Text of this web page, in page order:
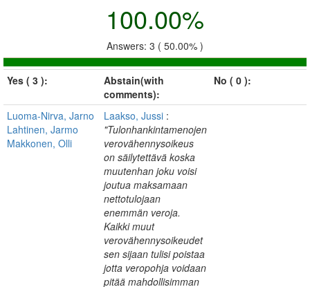
100.00%
Answers: 3 ( 50.00% )
Yes ( 3 ):
Abstain(with
comments):
No ( 0 ):
Luoma-Nirva, Jarno
Lahtinen, Jarmo
Makkonen, Olli
Laakso, Jussi :
"Tulonhankintamenojen
verovähennysoikeus
on säilytettävä koska
muutenhan joku voisi
joutua maksamaan
nettotulojaan
enemmän veroja.
Kaikki muut
verovähennysoikeudet
sen sijaan tulisi poistaa
jotta veropohja voidaan
pitää mahdollisimman